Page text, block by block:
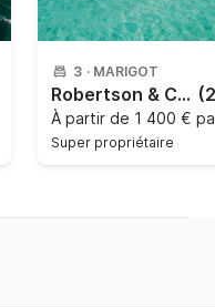
3 · MARIGOT
Robertson & Caine - Léopard 53ft
À partir de 1 400 €
Super propriétaire